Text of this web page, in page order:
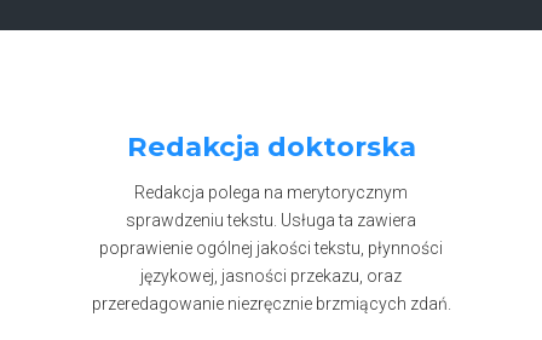
Redakcja doktorska
Redakcja polega na merytorycznym
sprawdzeniu tekstu. Usługa ta zawiera
poprawienie ogólnej jakości tekstu, płynności
językowej, jasności przekazu, oraz
przeredagowanie niezręcznie brzmiących zdań.